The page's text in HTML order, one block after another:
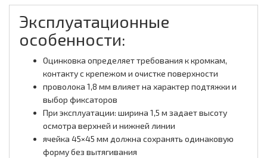
Эксплуатационные
особенности:
Оцинковка определяет требования к кромкам,
контакту с крепежом и очистке поверхности
проволока 1,8 мм влияет на характер подтяжки и
выбор фиксаторов
При эксплуатации: ширина 1,5 м задает высоту
осмотра верхней и нижней линии
ячейка 45×45 мм должна сохранять одинаковую
форму без вытягивания